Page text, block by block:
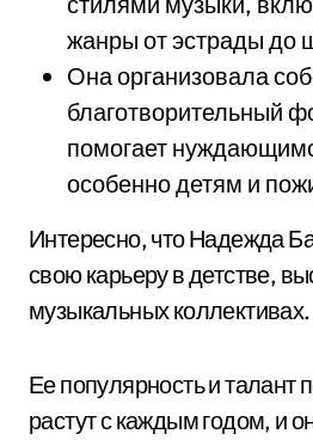
жанры от эстрады до
Она организовала
благотворительный
помогает
особенно детям и
Интересно, что Надежда
свою карьеру в детстве,
музыкальных коллективах.
Ее популярность и талант
растут с каждым годом, и